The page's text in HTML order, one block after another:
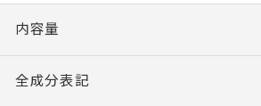
内容量
全成分表記